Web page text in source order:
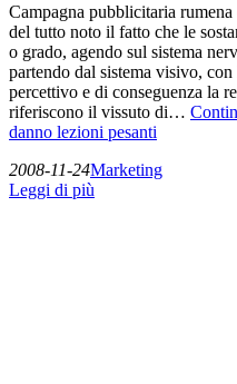
Campagna pubblicitaria
del tutto noto il fatto che le
o grado, agendo sul sistema
partendo dal sistema visivo,
percettivo e di conseguenza la
riferiscono il vissuto di…
danno lezioni pesanti
2008-11-24Marketing
Leggi di più